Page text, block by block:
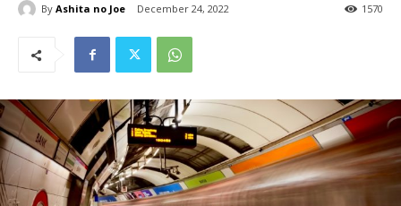
By Ashita no Joe December 24, 2022 1570